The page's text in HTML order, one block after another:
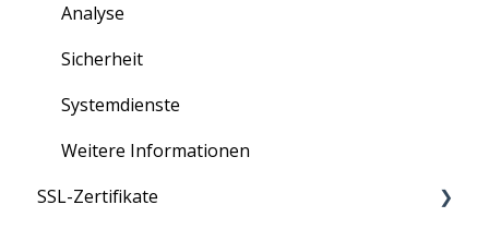
Analyse
Sicherheit
Systemdienste
Weitere Informationen
SSL-Zertifikate